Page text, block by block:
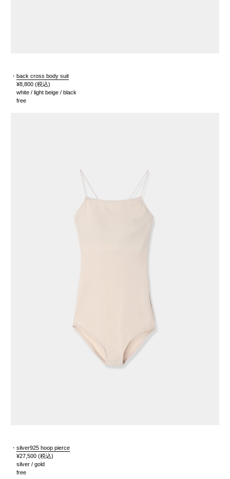
・ back cross body suit
¥8,800 (税込)
white / light beige / black
free
・ silver925 hoop pierce
¥27,500 (税込)
silver / gold
free